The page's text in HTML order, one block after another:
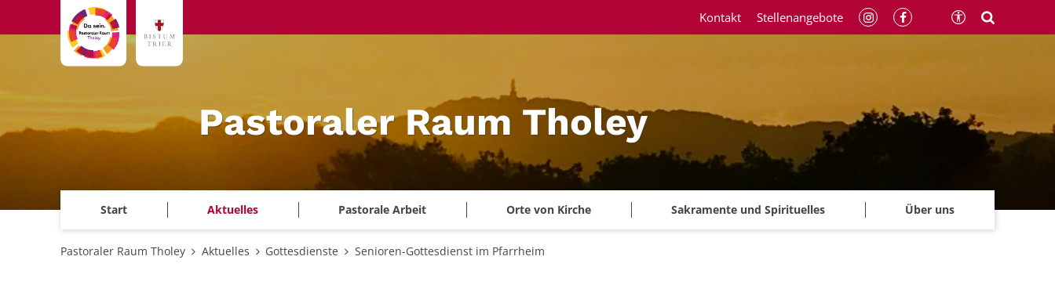
Zum Inhalt springen
Pastoraler Raum Tholey
Start Aktuelles Pastorale Arbeit Orte von Kirche Sakramente und Spirituelles Über uns
Kontakt Stellenangebote
Pastoraler Raum Tholey Aktuelles Gottesdienste Senioren-Gottesdienst im Pfarrheim